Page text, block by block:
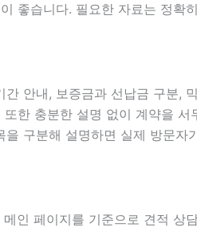
좋습니다. 필요한 자료는 정
안내, 보증금과 선납금 구분,
충분한 설명 없이 계약을
구분해 설명하면 실제 방문
메인 페이지를 기준으로 견적 상